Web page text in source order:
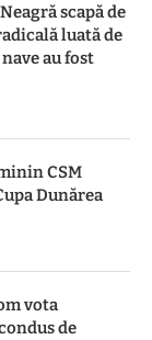
scapă de
luată de
au fost
CSM
Dunărea
vota
de